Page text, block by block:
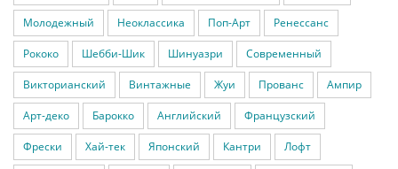
Молодежный Неоклассика Поп-Арт Ренессанс
Рококо Шебби-Шик Шинуазри Современный
Викторианский Винтажные Жуи Прованс Ампир
Арт-деко Барокко Английский Французский
Фрески Хай-тек Японский Кантри Лофт